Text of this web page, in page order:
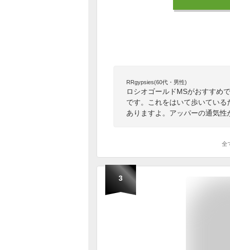
RRgypsies(60代・男性)
ロシオゴールドMSがおすすめ
です。これをはいて歩いてい
ありますよ。アッパーの通気
全
3